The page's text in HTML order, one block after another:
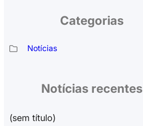
Categorias
Notícias
Notícias recentes
(sem título)